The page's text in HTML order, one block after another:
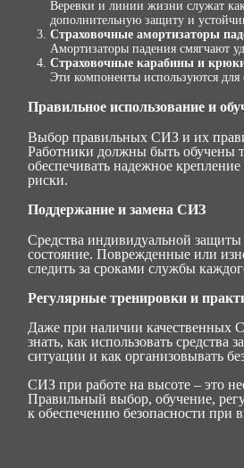
Веревки и линии жизни служат
дополнительную защиту и
Страховочные амортизаторы
Амортизаторы падения смягчают
Страховочные карабины и
Эти компоненты используются
Правильное использование и
Выбор правильных СИЗ и их
Работники должны быть обучены
обеспечивать надежное
риски.
Поддержание и замена СИЗ
Средства индивидуальной защиты
состояние. Поврежденные или
следить за сроками службы
Регулярные тренировки и
Даже при наличии качественных
знать, как использовать
ситуации и как организовывать
СИЗ при работе на высоте – это
Правильный выбор, обучение,
к обеспечению безопасности при